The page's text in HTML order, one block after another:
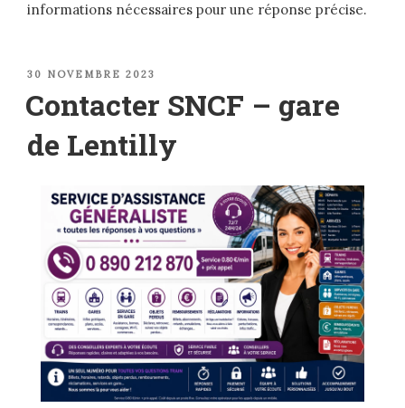
informations nécessaires pour une réponse précise.
PUBLIÉ
30 NOVEMBRE 2023
Contacter SNCF – gare
de Lentilly